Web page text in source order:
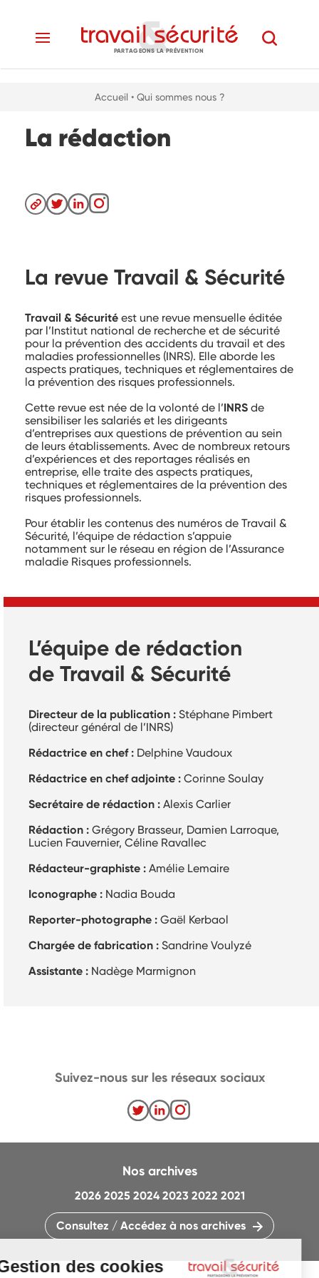
PARTAGEONS LA PRÉVENTION
Accueil • Qui sommes nous ?
La rédaction
La revue Travail & Sécurité
Travail & Sécurité est une revue mensuelle éditée
par l’Institut national de recherche et de sécurité
pour la prévention des accidents du travail et des
maladies professionnelles (INRS). Elle aborde les
aspects pratiques, techniques et réglementaires de
la prévention des risques professionnels.
Cette revue est née de la volonté de l’INRS de
sensibiliser les salariés et les dirigeants
d’entreprises aux questions de prévention au sein
de leurs établissements. Avec de nombreux retours
d’expériences et des reportages réalisés en
entreprise, elle traite des aspects pratiques,
techniques et réglementaires de la prévention des
risques professionnels.
Pour établir les contenus des numéros de Travail &
Sécurité, l’équipe de rédaction s’appuie
notamment sur le réseau en région de l’Assurance
maladie Risques professionnels.
L’équipe de rédaction
de Travail & Sécurité
Directeur de la publication : Stéphane Pimbert
(directeur général de l’INRS)
Rédactrice en chef : Delphine Vaudoux
Rédactrice en chef adjointe : Corinne Soulay
Secrétaire de rédaction : Alexis Carlier
Rédaction : Grégory Brasseur, Damien Larroque,
Lucien Fauvernier, Céline Ravallec
Rédacteur-graphiste : Amélie Lemaire
Iconographe : Nadia Bouda
Reporter-photographe : Gaël Kerbaol
Chargée de fabrication : Sandrine Voulyzé
Assistante : Nadège Marmignon
Nos archives
2026 2025 2024 2023 2022 2021
Consultez / Accédez à nos archives
Suivez-nous sur les réseaux sociaux